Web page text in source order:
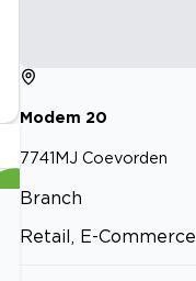
Modem 20
7741MJ Coevorden
Branch
Retail, E-Commerce